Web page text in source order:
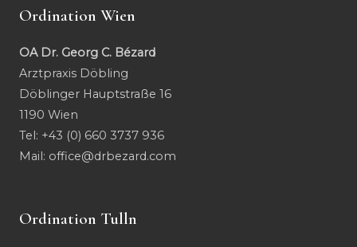
Ordination Wien
OA Dr. Georg C. Bézard
Arztpraxis Döbling
Döblinger Hauptstraße 16
1190 Wien
Tel: +43 (0) 660 3737 936
Mail: office@drbezard.com
Ordination Tulln